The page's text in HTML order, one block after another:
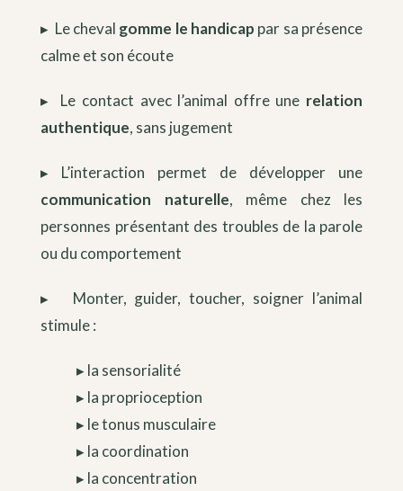
▸ Le cheval gomme le handicap par sa présence
calme et son écoute
▸ Le contact avec l’animal offre une relation
authentique, sans jugement
▸ L’interaction permet de développer une
communication naturelle, même chez les
personnes présentant des troubles de la parole
ou du comportement
▸ Monter, guider, toucher, soigner l’animal
stimule :
▸ la sensorialité
▸ la proprioception
▸ le tonus musculaire
▸ la coordination
▸ la concentration